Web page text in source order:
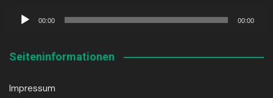
Audio-
00:00 00:00
Seiteninformationen
Impressum